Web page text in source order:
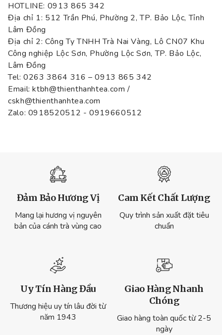
HOTLINE: 0913 865 342
Địa chỉ 1: 512 Trần Phú, Phường 2, TP. Bảo Lộc, Tỉnh
Lâm Đồng
Địa chỉ 2: Công Ty TNHH Trà Nai Vàng, Lô CN07 Khu
Công nghiệp Lộc Sơn, Phường Lộc Sơn, TP. Bảo Lộc,
Lâm Đồng
Tel: 0263 3864 316 – 0913 865 342
Email: ktbh@thienthanhtea.com /
cskh@thienthanhtea.com
Zalo: 0918520512 - 0919660512
Đảm Bảo Hương Vị
Mang lại hương vị nguyên
bản của cánh trà vùng cao
Cam Kết Chất Lượng
Quy trình sản xuất đặt tiêu
chuẩn
Uy Tín Hàng Đầu
Thương hiệu uy tín lâu đời từ
năm 1943
Giao Hàng Nhanh
Chóng
Giao hàng toàn quốc từ 2-5
ngày